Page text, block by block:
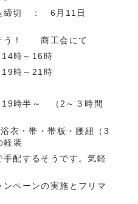
切 ： 6月11日
う！ 商工会にて
～16時
～21時
半～ （2～３時間
帯・帯板・腰紐（3
軽装
するそうです。気軽
ペーンの実施とフリマ